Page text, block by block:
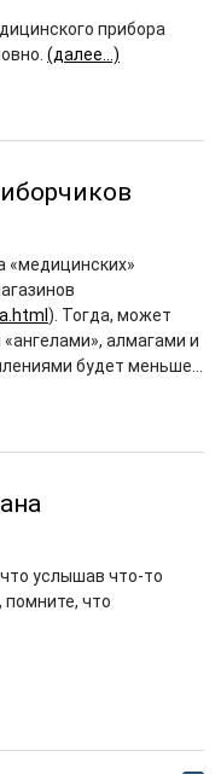
прибора
(далее…)
«медицинских»
). Тогда, может
алмагами и
будет меньше…
услышав что-то
помните, что